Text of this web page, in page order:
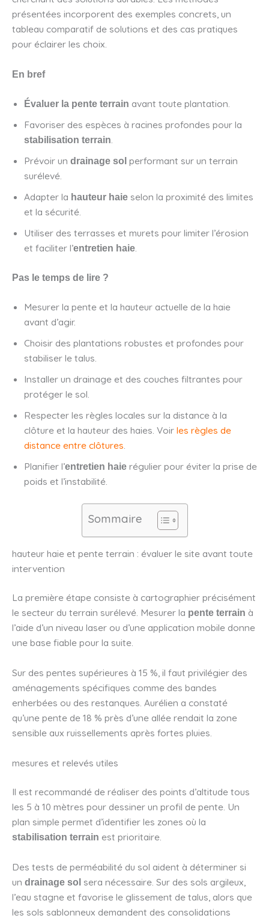
présentées incorporent des exemples concrets, un
tableau comparatif de solutions et des cas pratiques
pour éclairer les choix.
En bref
Évaluer la pente terrain avant toute plantation.
Favoriser des espèces à racines profondes pour la
stabilisation terrain.
Prévoir un drainage sol performant sur un terrain
surélevé.
Adapter la hauteur haie selon la proximité des limites
et la sécurité.
Utiliser des terrasses et murets pour limiter l’érosion
et faciliter l’entretien haie.
Pas le temps de lire ?
Mesurer la pente et la hauteur actuelle de la haie
avant d’agir.
Choisir des plantations robustes et profondes pour
stabiliser le talus.
Installer un drainage et des couches filtrantes pour
protéger le sol.
Respecter les règles locales sur la distance à la
clôture et la hauteur des haies. Voir les règles de
distance entre clôtures.
Planifier l’entretien haie régulier pour éviter la prise de
poids et l’instabilité.
Sommaire
hauteur haie et pente terrain : évaluer le site avant toute
intervention
La première étape consiste à cartographier précisément
le secteur du terrain surélevé. Mesurer la pente terrain à
l’aide d’un niveau laser ou d’une application mobile donne
une base fiable pour la suite.
Sur des pentes supérieures à 15 %, il faut privilégier des
aménagements spécifiques comme des bandes
enherbées ou des restanques. Aurélien a constaté
qu’une pente de 18 % près d’une allée rendait la zone
sensible aux ruissellements après fortes pluies.
mesures et relevés utiles
Il est recommandé de réaliser des points d’altitude tous
les 5 à 10 mètres pour dessiner un profil de pente. Un
plan simple permet d’identifier les zones où la
stabilisation terrain est prioritaire.
Des tests de perméabilité du sol aident à déterminer si
un drainage sol sera nécessaire. Sur des sols argileux,
l’eau stagne et favorise le glissement de talus, alors que
les sols sablonneux demandent des consolidations